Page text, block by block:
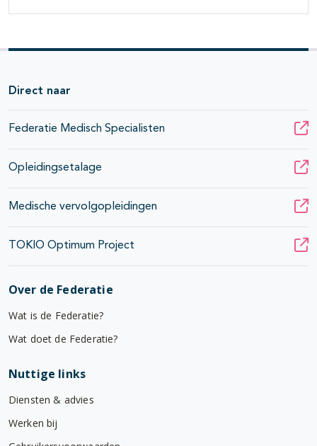
Direct naar
Federatie Medisch Specialisten
Opleidingsetalage
Medische vervolgopleidingen
TOKIO Optimum Project
Over de Federatie
Wat is de Federatie?
Wat doet de Federatie?
Nuttige links
Diensten & advies
Werken bij